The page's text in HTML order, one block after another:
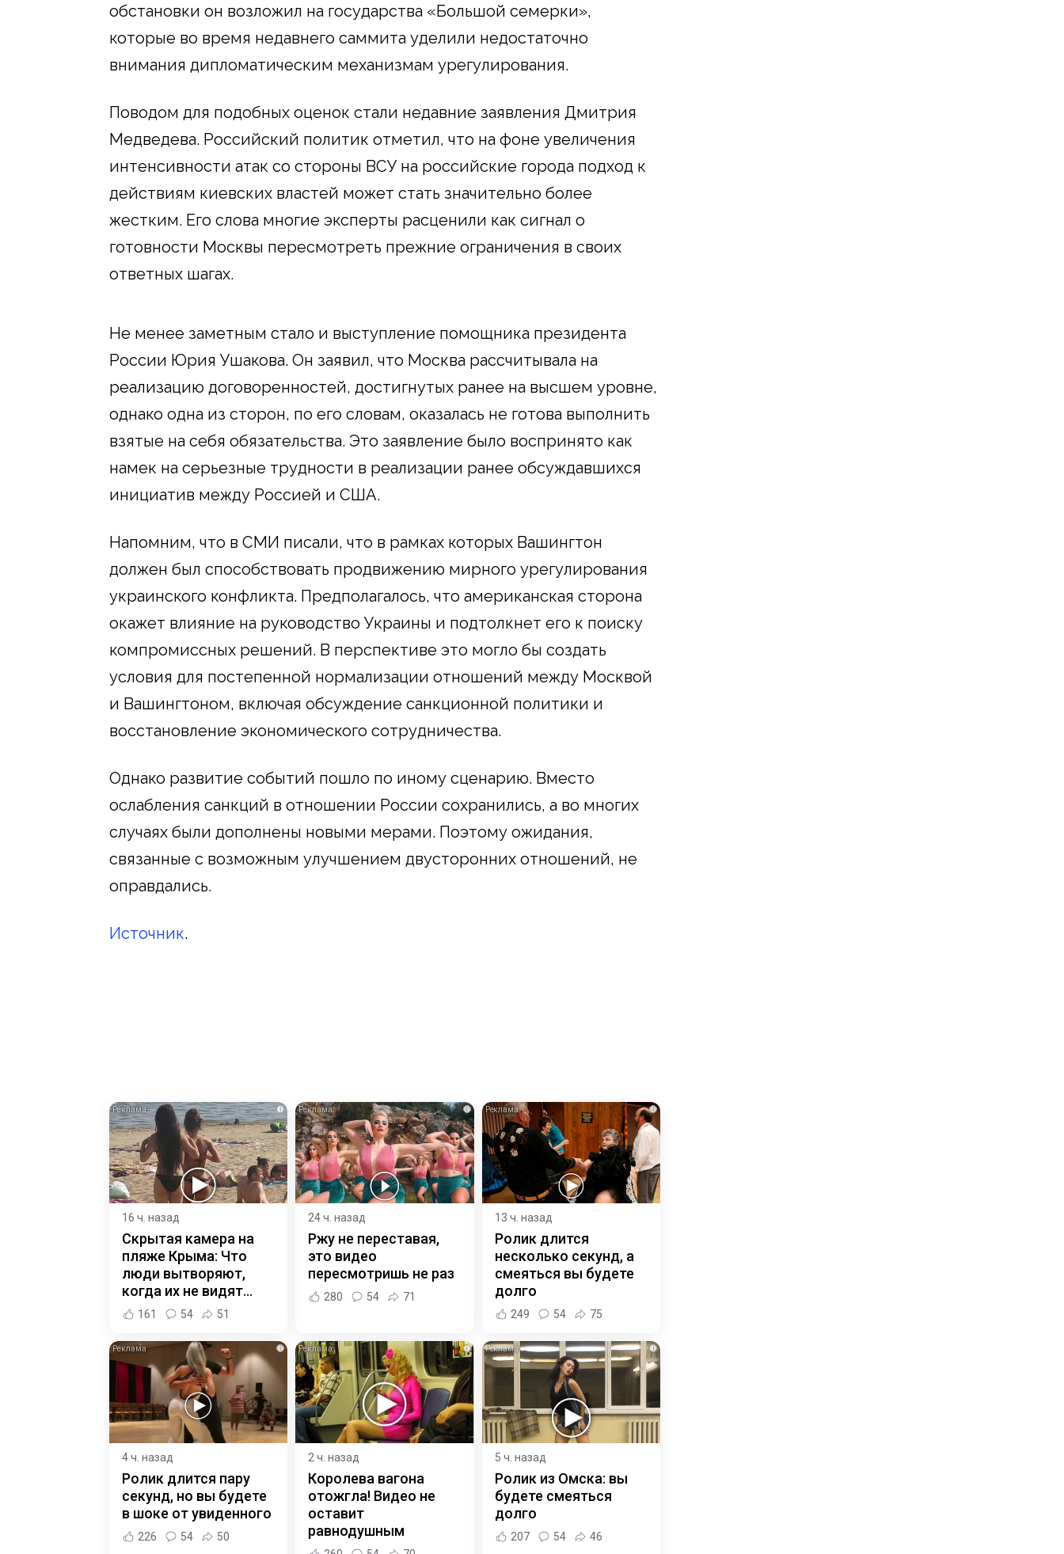
обстановки он возложил на государства «Большой семерки»,
которые во время недавнего саммита уделили недостаточно
внимания дипломатическим механизмам урегулирования.
Поводом для подобных оценок стали недавние заявления Дмитрия
Медведева. Российский политик отметил, что на фоне увеличения
интенсивности атак со стороны ВСУ на российские города подход к
действиям киевских властей может стать значительно более
жестким. Его слова многие эксперты расценили как сигнал о
готовности Москвы пересмотреть прежние ограничения в своих
ответных шагах.
Не менее заметным стало и выступление помощника президента
России Юрия Ушакова. Он заявил, что Москва рассчитывала на
реализацию договоренностей, достигнутых ранее на высшем уровне,
однако одна из сторон, по его словам, оказалась не готова выполнить
взятые на себя обязательства. Это заявление было воспринято как
намек на серьезные трудности в реализации ранее обсуждавшихся
инициатив между Россией и США.
Напомним, что в СМИ писали, что в рамках которых Вашингтон
должен был способствовать продвижению мирного урегулирования
украинского конфликта. Предполагалось, что американская сторона
окажет влияние на руководство Украины и подтолкнет его к поиску
компромиссных решений. В перспективе это могло бы создать
условия для постепенной нормализации отношений между Москвой
и Вашингтоном, включая обсуждение санкционной политики и
восстановление экономического сотрудничества.
Однако развитие событий пошло по иному сценарию. Вместо
ослабления санкций в отношении России сохранились, а во многих
случаях были дополнены новыми мерами. Поэтому ожидания,
связанные с возможным улучшением двусторонних отношений, не
оправдались.
Источник.
i
16 ч. назад
Скрытая камера на
пляже Крыма: Что
люди вытворяют,
когда их не видят...
161 54 51
i
24 ч. назад
Ржу не переставая,
это видео
пересмотришь не раз
280 54 71
i
13 ч. назад
Ролик длится
несколько секунд, а
смеяться вы будете
долго
249 54 75
i
4 ч. назад
Ролик длится пару
секунд, но вы будете
в шоке от увиденного
226 54 50
i
2 ч. назад
Королева вагона
отожгла! Видео не
оставит
равнодушным
i
5 ч. назад
Ролик из Омска: вы
будете смеяться
долго
207 54 46